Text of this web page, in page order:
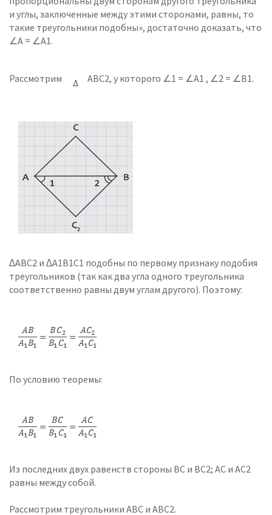
и углы, заключенные между этими сторонами, равны, то
такие треугольники подобны», достаточно доказать, что
∠А = ∠А1.
Рассмотрим АВС2, у которого ∠1 = ∠А1 , ∠2 = ∠В1.
∆АВС2 и ∆А1В1С1 подобны по первому признаку подобия
треугольников (так как два угла одного треугольника
соответственно равны двум углам другого). Поэтому:
По условию теоремы:
Из последних двух равенств стороны ВС и ВС2; АС и АС2
равны между собой.
Рассмотрим треугольники АВС и АВС2.